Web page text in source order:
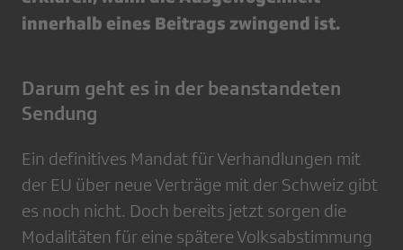
innerhalb eines Beitrags zwingend ist.
Darum geht es in der beanstandeten
Sendung
Ein definitives Mandat für Verhandlungen mit
der EU über neue Verträge mit der Schweiz gibt
es noch nicht. Doch bereits jetzt sorgen die
Modalitäten für eine spätere Volksabstimmung